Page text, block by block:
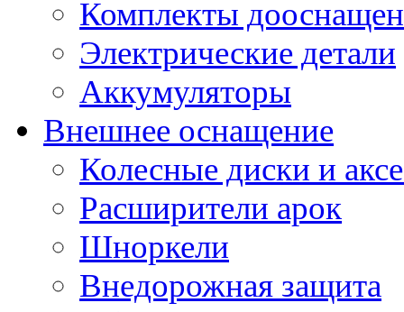
Комплекты
Электрические детали
Аккумуляторы
Внешнее оснащение
Колесные диски и
Расширители арок
Шноркели
Внедорожная защита